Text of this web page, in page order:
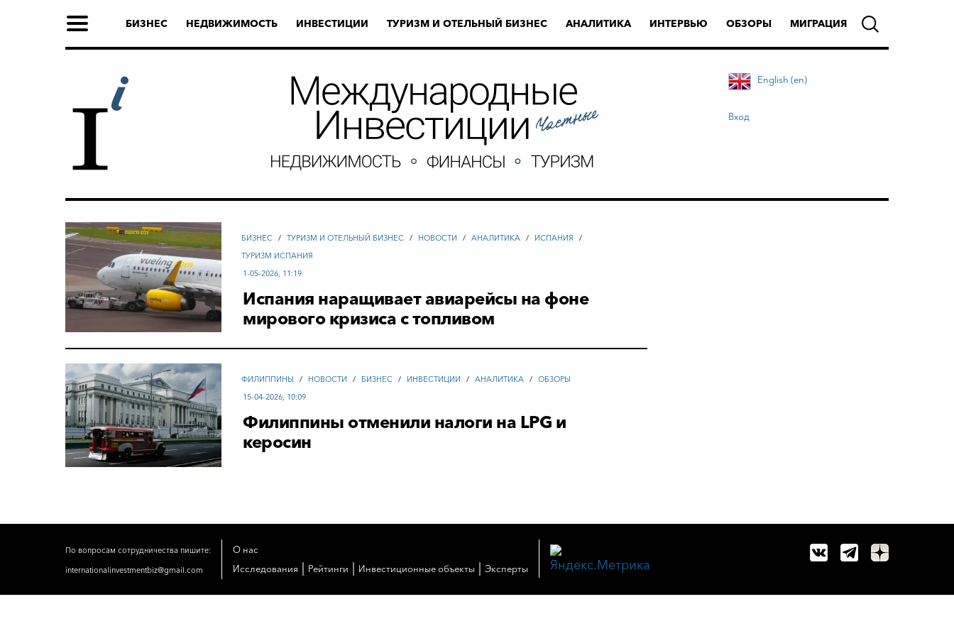
БИЗНЕС НЕДВИЖИМОСТЬ ИНВЕСТИЦИИ ТУРИЗМ И ОТЕЛЬНЫЙ БИЗНЕС АНАЛИТИКА ИНТЕРВЬЮ ОБЗОРЫ МИГРАЦИЯ
English (en)
Вход
БИЗНЕС / ТУРИЗМ И ОТЕЛЬНЫЙ БИЗНЕС / НОВОСТИ / АНАЛИТИКА / ИСПАНИЯ
/
ТУРИЗМ ИСПАНИЯ
1-05-2026, 11:19
Испания наращивает авиарейсы на фоне
мирового кризиса с топливом
ФИЛИППИНЫ / НОВОСТИ / БИЗНЕС / ИНВЕСТИЦИИ / АНАЛИТИКА / ОБЗОРЫ
15-04-2026, 10:09
Филиппины отменили налоги на LPG и
керосин
По вопросам сотрудничества пишите:
internationalinvestmentbiz@gmail.com
О нас
Исследования
Рейтинги Инвестиционные объекты Эксперты